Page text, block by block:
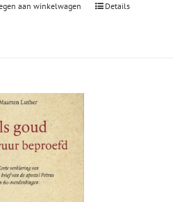
aan winkelwagen Details